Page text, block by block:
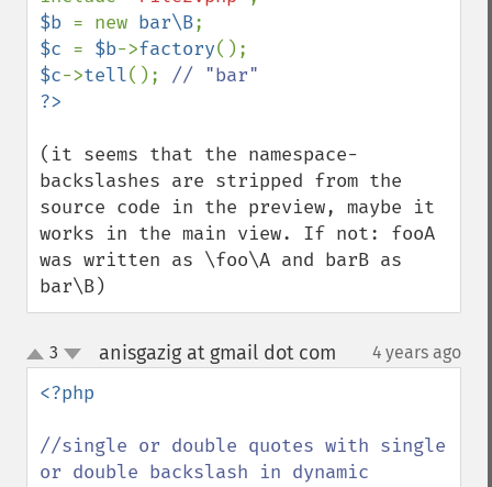
$b = new bar\B
$c = $b->factory
$c->tell();
(it seems that the namespace-
backslashes are stripped from the
source code in the preview, maybe it
works in the main view. If not: fooA
was written as \foo\A and barB as
bar\B)
up
down
3 anisgazig at gmail dot com 4 years ago
<?php
//single or double quotes with single
or double backslash in dynamic